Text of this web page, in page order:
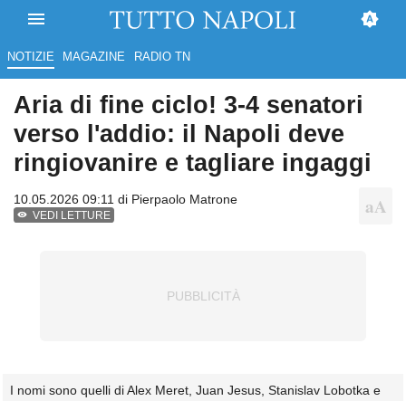
NOTIZIE MAGAZINE RADIO TN
Aria di fine ciclo! 3-4 senatori
verso l'addio: il Napoli deve
ringiovanire e tagliare ingaggi
10.05.2026 09:11 di Pierpaolo Matrone
VEDI LETTURE
I nomi sono quelli di Alex Meret, Juan Jesus, Stanislav Lobotka e